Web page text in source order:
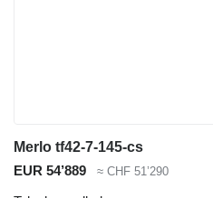
Merlo tf42-7-145-cs
EUR 54’889
≈ CHF 51’290